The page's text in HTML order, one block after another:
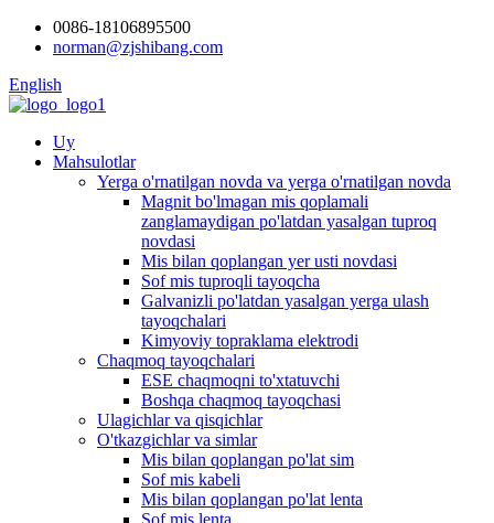
0086-18106895500
norman@zjshibang.com
English
Uy
Mahsulotlar
Yerga o'rnatilgan novda va yerga o'rnatilgan novda
Magnit bo'lmagan mis qoplamali
zanglamaydigan po'latdan yasalgan tuproq
novdasi
Mis bilan qoplangan yer usti novdasi
Sof mis tuproqli tayoqcha
Galvanizli po'latdan yasalgan yerga ulash
tayoqchalari
Kimyoviy topraklama elektrodi
Chaqmoq tayoqchalari
ESE chaqmoqni to'xtatuvchi
Boshqa chaqmoq tayoqchasi
Ulagichlar va qisqichlar
O'tkazgichlar va simlar
Mis bilan qoplangan po'lat sim
Sof mis kabeli
Mis bilan qoplangan po'lat lenta
Sof mis lenta